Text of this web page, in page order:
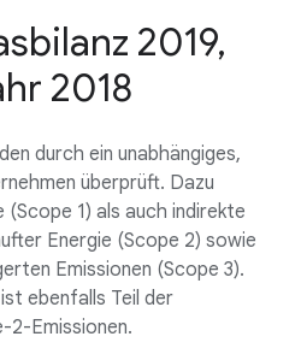
2019,
2018
durch ein unabhängiges,
überprüft. Dazu
1) als auch indirekte
Energie (Scope 2) sowie
Emissionen (Scope 3).
ebenfalls Teil der
2-Emissionen.